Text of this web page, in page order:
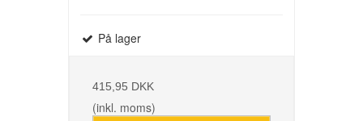
På lager
415,95 DKK
(inkl. moms)